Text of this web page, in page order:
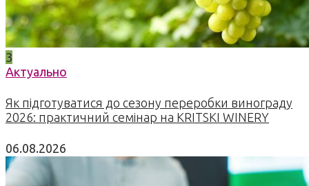
3
Актуально
Як підготуватися до сезону переробки винограду
2026: практичний семінар на KRITSKI WINERY
06.08.2026